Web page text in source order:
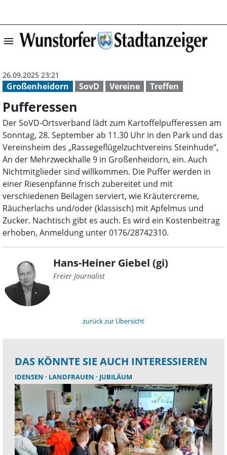
menu Pufferessen |
Großenheidorn SovD Vereine Treffen
26.09.2025 23:21
Pufferessen
Der SoVD-Ortsverband lädt zum Kartoffelpufferessen am
Sonntag, 28. September ab 11.30 Uhr in den Park und das
Vereinsheim des „Rassegeflügelzuchtvereins Steinhude“,
An der Mehrzweckhalle 9 in Großenheidorn, ein. Auch
Nichtmitglieder sind willkommen. Die Puffer werden in
einer Riesenpfanne frisch zubereitet und mit
verschiedenen Beilagen serviert, wie Kräutercreme,
Räucherlachs und/oder (klassisch) mit Apfelmus und
Zucker. Nachtisch gibt es auch. Es wird ein Kostenbeitrag
erhoben, Anmeldung unter 0176/28742310.
Hans-Heiner Giebel (gi)
Freier Journalist
zurück zur Übersicht
DAS KÖNNTE SIE AUCH INTERESSIEREN
IDENSEN LANDFRAUEN JUBILÄUM